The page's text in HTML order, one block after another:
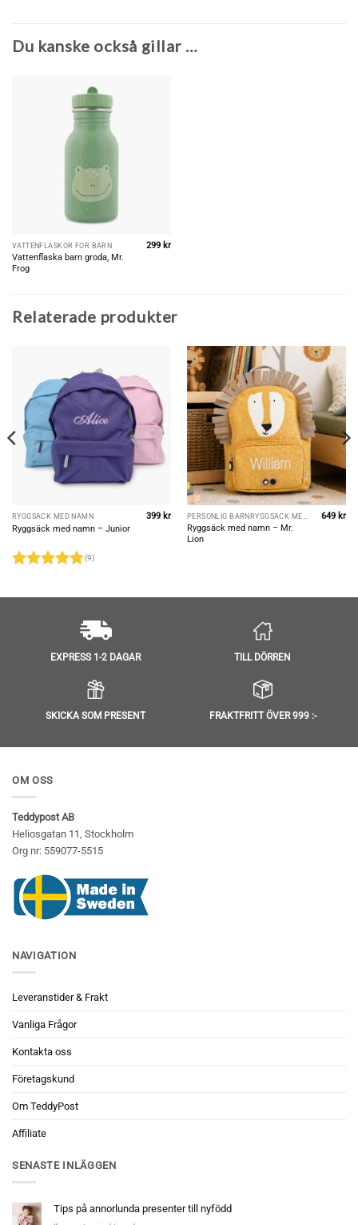
Du kanske också gillar …
VATTENFLASKOR FÖR BARN
Vattenflaska barn groda, Mr.
Frog
299 kr
Relaterade produkter
RYGGSÄCK MED NAMN
Ryggsäck med namn – Junior
(9)
399kr
Ryggsäck med namn – Mr.
Lion
649kr
EXPRESS 1-2 DAGAR TILL DÖRREN
SKICKA SOM PRESENT FRAKTFRITT ÖVER 999 :-
OM OSS
Teddypost AB
Heliosgatan 11, Stockholm
Org nr: 559077-5515
NAVIGATION
Leveranstider & Frakt
Vanliga Frågor
Kontakta oss
Företagskund
Om TeddyPost
Affiliate
SENASTE INLÄGGEN
Tips på annorlunda presenter till nyfödd